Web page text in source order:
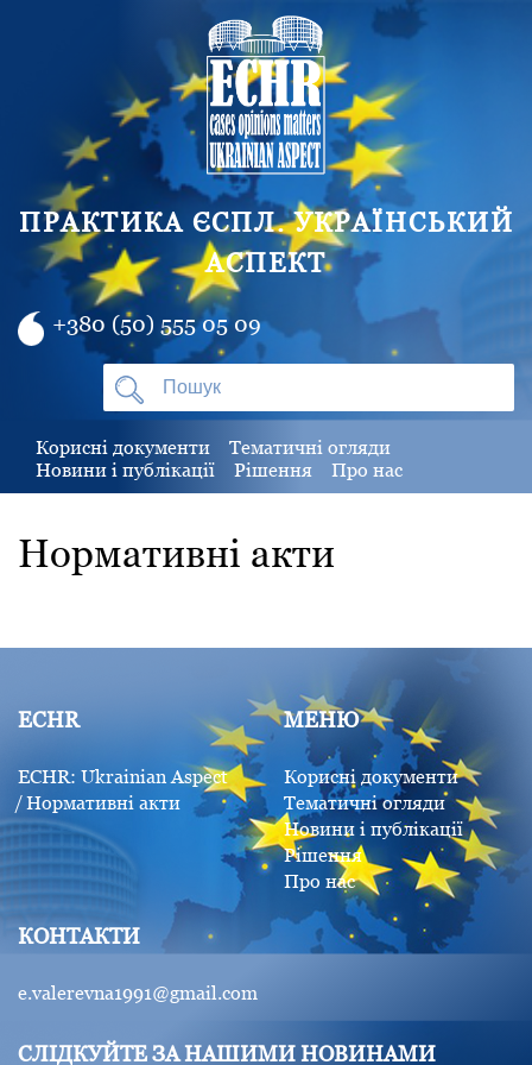
ПРАКТИКА ЄСПЛ. УКРАЇНСЬКИЙ
АСПЕКТ
+380 (50) 555 05 09
Корисні документи
Тематичні огляди
Новини і публікації
Рішення Про нас
Нормативні акти
ECHR
ECHR: Ukrainian Aspect
Нормативні акти
МЕНЮ
Корисні документи
Тематичні огляди
Новини і публікації
Рішення
Про нас
КОНТАКТИ
e.valerevna1991@gmail.com
СЛІДКУЙТЕ ЗА НАШИМИ НОВИНАМИ